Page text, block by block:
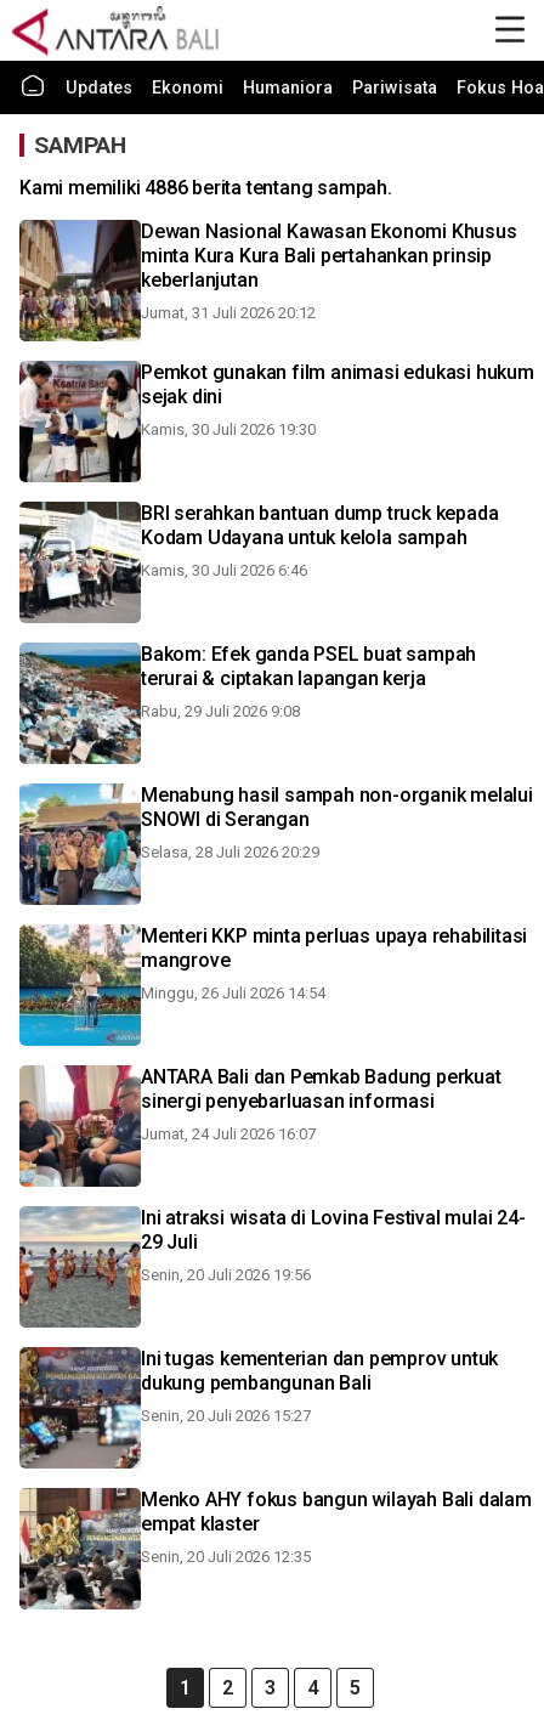
Updates Ekonomi Humaniora Pariwisata Fokus
SAMPAH
Kami memiliki 4886 berita tentang sampah.
Dewan Nasional Kawasan Ekonomi Khusus
minta Kura Kura Bali pertahankan prinsip
keberlanjutan
Jumat, 31 Juli 2026 20:12
Pemkot gunakan film animasi edukasi hukum
sejak dini
Kamis, 30 Juli 2026 19:30
BRI serahkan bantuan dump truck kepada
Kodam Udayana untuk kelola sampah
Kamis, 30 Juli 2026 6:46
Bakom: Efek ganda PSEL buat sampah
terurai & ciptakan lapangan kerja
Rabu, 29 Juli 2026 9:08
Menabung hasil sampah non-organik melalui
SNOWI di Serangan
Selasa, 28 Juli 2026 20:29
Menteri KKP minta perluas upaya rehabilitasi
mangrove
Minggu, 26 Juli 2026 14:54
ANTARA Bali dan Pemkab Badung perkuat
sinergi penyebarluasan informasi
Jumat, 24 Juli 2026 16:07
Ini atraksi wisata di Lovina Festival mulai 24-
29 Juli
Senin, 20 Juli 2026 19:56
Ini tugas kementerian dan pemprov untuk
dukung pembangunan Bali
Senin, 20 Juli 2026 15:27
Menko AHY fokus bangun wilayah Bali dalam
empat klaster
Senin, 20 Juli 2026 12:35
1 2 3 4 5